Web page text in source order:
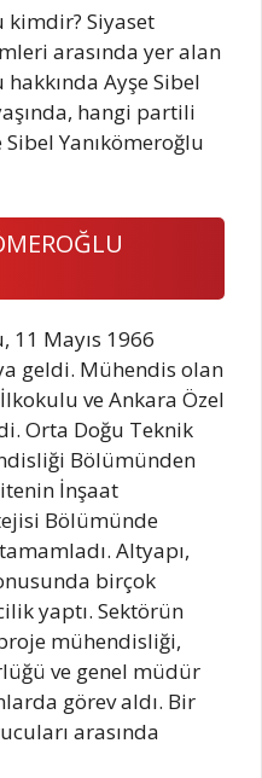
kimdir? Siyaset
arasında yer alan
Ayşe Sibel
hangi partili
Yanıkömeroğlu
11 Mayıs 1966
geldi. Mühendis olan
ve Ankara Özel
Orta Doğu Teknik
Bölümünden
İnşaat
Bölümünde
Altyapı,
birçok
yaptı. Sektörün
mühendisliği,
ve genel müdür
görev aldı. Bir
arasında